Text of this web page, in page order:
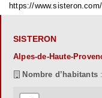
https://www.sisteron.com/
SISTERON
Alpes-de-Haute-
Nombre d’habitants